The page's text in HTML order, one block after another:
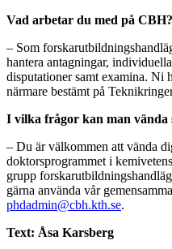
Vad arbetar du med på CBH?
– Som
hantera antagningar,
disputationer samt examina. Ni
närmare bestämt på
I vilka frågor kan man vända
– Du är välkommen att vända
doktorsprogrammet i
grupp
gärna använda vår
phdadmin@cbh.kth.se.
Text: Åsa Karsberg